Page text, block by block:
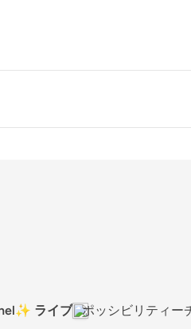
ライブ ポッシビリティー